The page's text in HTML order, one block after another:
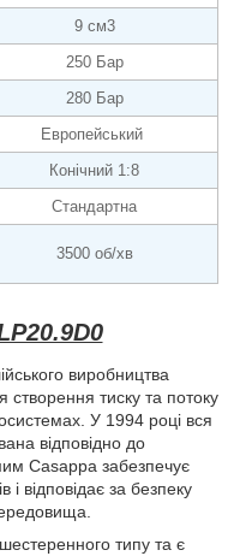
9 см3
250 Бар
280 Бар
Европейський
Конічний 1:8
Стандартна
3500 об/хв
виробництва
створення тиску та потоку
У 1994 році вся
відповідно до
Casappa забезпечує
і відповідає за безпеку
типу та є